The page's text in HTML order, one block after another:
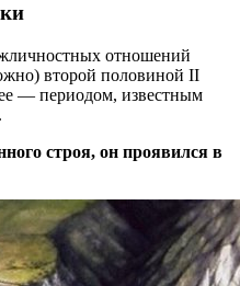
отношений
второй половиной II
— периодом, известным
строя, он проявился в